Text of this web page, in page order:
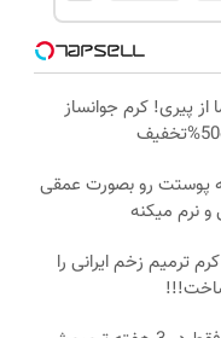
پیری! کرم جوانساز
پوستت رو بصورت عمقی
و نرم میکنه
ترمیم زخم ایرانی را